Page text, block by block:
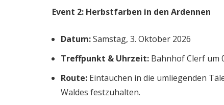
Event 2: Herbstfarben in den Ardennen
Datum:Samstag, 3. Oktober 2026
Treffpunkt & Uhrzeit: Bahnhof Clerf um
Route: Eintauchen in die umliegenden
Waldes festzuhalten.